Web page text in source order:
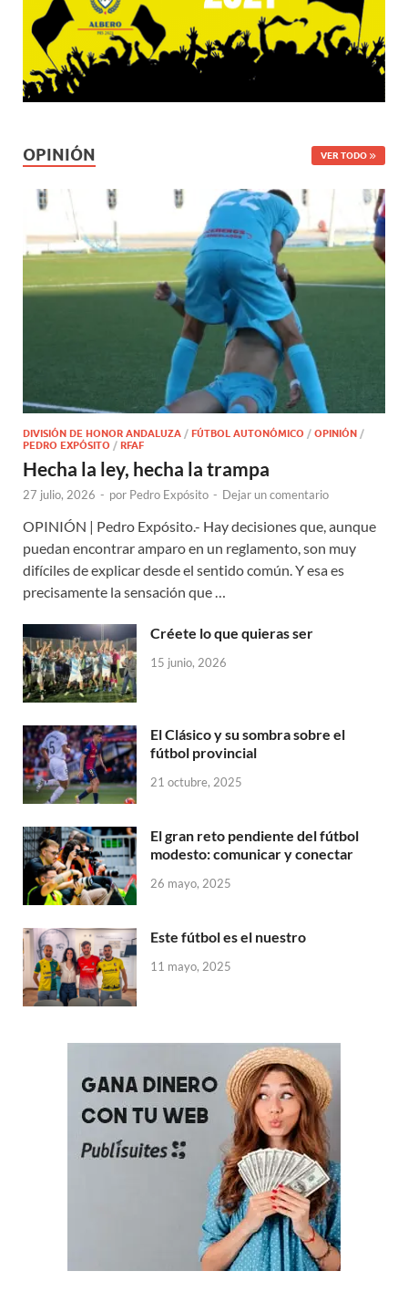
OPINIÓN VER TODO
DIVISIÓN DE HONOR ANDALUZA / FÚTBOL AUTONÓMICO / OPINIÓN /
PEDRO EXPÓSITO / RFAF
Hecha la ley, hecha la trampa
27 julio, 2026 - por Pedro Expósito - Dejar un comentario
OPINIÓN | Pedro Expósito.- Hay decisiones que, aunque
puedan encontrar amparo en un reglamento, son muy
difíciles de explicar desde el sentido común. Y esa es
precisamente la sensación que …
Créete lo que quieras ser
15 junio, 2026
El Clásico y su sombra sobre el
fútbol provincial
21 octubre, 2025
El gran reto pendiente del fútbol
modesto: comunicar y conectar
26 mayo, 2025
Este fútbol es el nuestro
11 mayo, 2025